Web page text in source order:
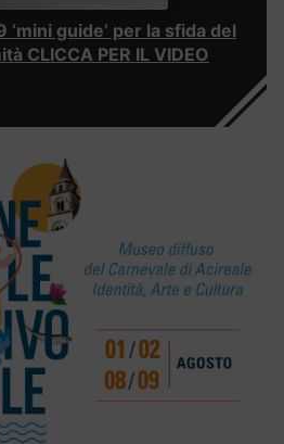
‘mini guide’ per la sfida del
CLICCA PER IL VIDEO